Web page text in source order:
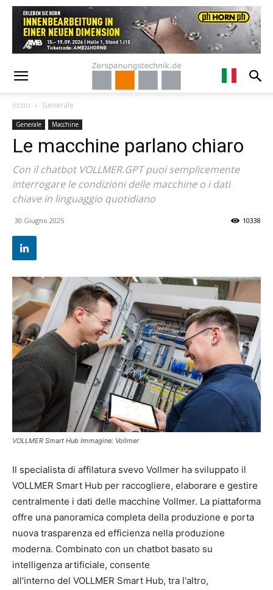
Inizio Generale
Generale Macchine
Le macchine parlano chiaro
Con il chatbot VOLLMER.GPT puoi semplicemente
interrogare le condizioni delle macchine o i dati
chiave in linguaggio quotidiano
30 Giugno 2025 10338
VOLLMER Smart Hub Immagine: Vollmer
Il specialista di affilatura svevo Vollmer ha sviluppato il
VOLLMER Smart Hub per raccogliere, elaborare e gestire
centralmente i dati delle macchine Vollmer. La piattaforma
offre una panoramica completa della produzione e porta
nuova trasparenza ed efficienza nella produzione
moderna. Combinato con un chatbot basato su
intelligenza artificiale, consente
all'interno del VOLLMER Smart Hub, tra l'altro,